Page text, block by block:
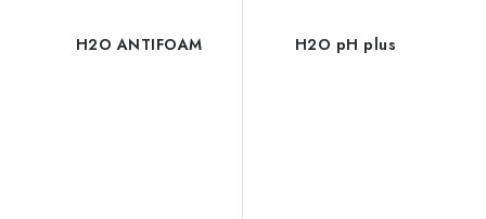
H2O ANTIFOAM H2O pH plus